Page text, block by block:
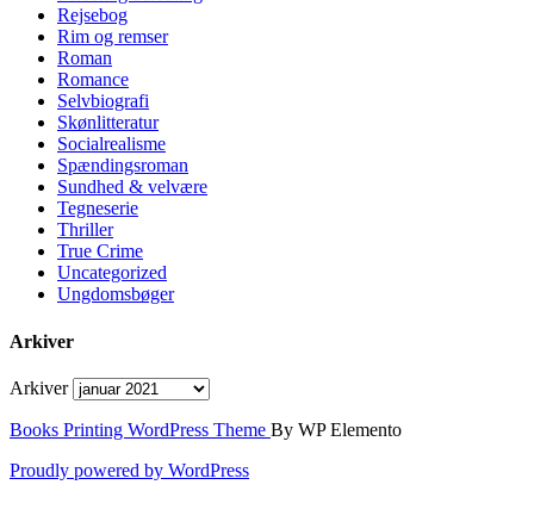
Rejsebog
Rim og remser
Roman
Romance
Selvbiografi
Skønlitteratur
Socialrealisme
Spændingsroman
Sundhed & velvære
Tegneserie
Thriller
True Crime
Uncategorized
Ungdomsbøger
Arkiver
Arkiver
Books Printing WordPress Theme By WP Elemento
Proudly powered by WordPress